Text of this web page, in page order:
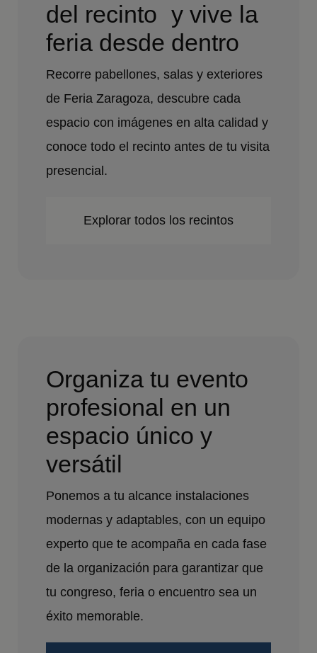
del recinto y vive la
feria desde dentro
Recorre pabellones, salas y exteriores
de Feria Zaragoza, descubre cada
espacio con imágenes en alta calidad y
conoce todo el recinto antes de tu visita
presencial.
Explorar todos los recintos
Organiza tu evento
profesional en un
espacio único y
versátil
Ponemos a tu alcance instalaciones
modernas y adaptables, con un equipo
experto que te acompaña en cada fase
de la organización para garantizar que
tu congreso, feria o encuentro sea un
éxito memorable.